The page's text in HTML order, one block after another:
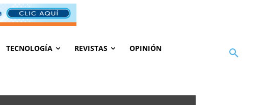
TECNOLOGÍA REVISTAS OPINIÓN